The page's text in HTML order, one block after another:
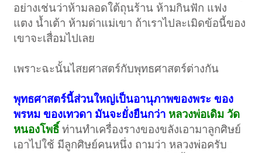
อย่างเช่นว่าห้ามลอดใต้ถุนร้าน ห้ามกินฟัก แฟง
แตง น้ำเต้า ห้ามด่าแม่เขา ถ้าเราไปละเมิดข้อนี้ของ
เขาจะเสื่อมไปเลย
เพราะฉะนั้นไสยศาสตร์กับพุทธศาสตร์ต่างกัน
พุทธศาสตร์นี้ส่วนใหญ่เป็นอานุภาพของพระ ของ
พรหม ของเทวดา มันจะยั่งยืนกว่า หลวงพ่อเดิม วัด
หนองโพธิ์ท่านทำเครื่องรางของขลังเอามาลูกศิษย์
เอาไปใช้ มีลูกศิษย์คนหนึ่ง ถามว่า หลวงพ่อครับ